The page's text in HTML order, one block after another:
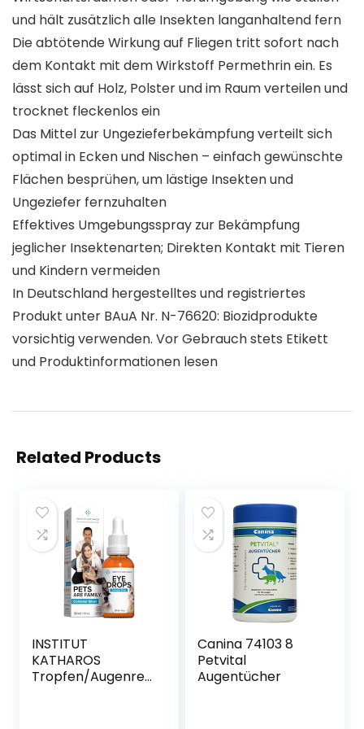
und hält zusätzlich alle Insekten langanhaltend fern
Die abtötende Wirkung auf Fliegen tritt sofort nach
dem Kontakt mit dem Wirkstoff Permethrin ein. Es
lässt sich auf Holz, Polster und im Raum verteilen und
trocknet fleckenlos ein
Das Mittel zur Ungezieferbekämpfung verteilt sich
optimal in Ecken und Nischen – einfach gewünschte
Flächen besprühen, um lästige Insekten und
Ungeziefer fernzuhalten
Effektives Umgebungsspray zur Bekämpfung
jeglicher Insektenarten; Direkten Kontakt mit Tieren
und Kindern vermeiden
In Deutschland hergestelltes und registriertes
Produkt unter BAuA Nr. N-76620: Biozidprodukte
vorsichtig verwenden. Vor Gebrauch stets Etikett
und Produktinformationen lesen
Related Products
INSTITUT
KATHAROS
Tropfen/Augenrei
Canina 74103 8
Petvital
Augentücher